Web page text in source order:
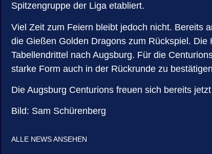
Spitzengruppe der Liga etabliert.
Viel Zeit zum Feiern bleibt jedoch nicht. Bereits
die Gießen Golden Dragons zum Rückspiel.
Tabellendrittel nach Augsburg. Für die
starke Form auch in der Rückrunde zu
Die Augsburg Centurions freuen sich bereits
Bild: Sam Schürenberg
ALLE NEWS ANSEHEN